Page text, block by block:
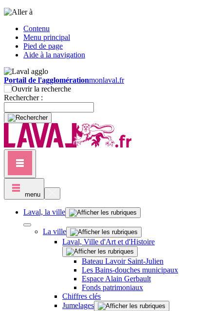
Contenu
Menu principal
Pied de page
Aide à la navigation
Portail de l'agglomérationmonlaval.fr
Rechercher :
menu
Laval, la ville
La ville
Laval, Ville d'Art et d'Histoire
Bateau Lavoir Saint-Julien
Les Bains-douches municipaux
Espace Alain Gerbault
Fonds patrimoniaux
Chiffres clés
Jumelages